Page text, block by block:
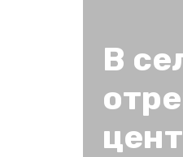
В